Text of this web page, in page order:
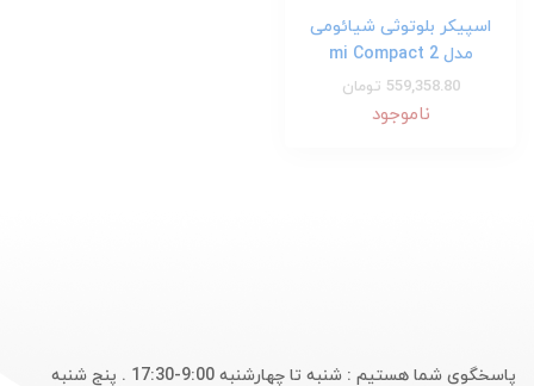
اسپیکر بلوتوثی شیائومی
مدل mi Compact 2
559,358.80 تومان
ناموجود
پاسخگوی شما هستیم : شنبه تا چهارشنبه 9:00-17:30 . پنج شنبه